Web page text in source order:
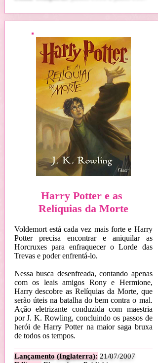
Harry Potter e as
Relíquias da Morte
Voldemort está cada vez mais forte e Harry
Potter precisa encontrar e aniquilar as
Horcruxes para enfraquecer o Lorde das
Trevas e poder enfrentá-lo.
Nessa busca desenfreada, contando apenas
com os leais amigos Rony e Hermione,
Harry descobre as Relíquias da Morte, que
serão úteis na batalha do bem contra o mal.
Ação eletrizante conduzida com maestria
por J. K. Rowling, concluindo os passos de
herói de Harry Potter na maior saga bruxa
de todos os tempos.
Lançamento (Inglaterra): 21/07/2007